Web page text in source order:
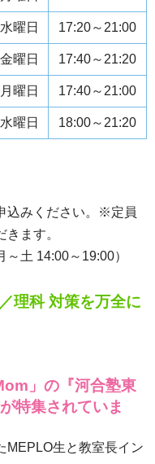
曜日 17:20～21:00
曜日 17:40～21:20
曜日 17:40～21:00
曜日 18:00～21:20
込みください。※定員
ます。
土 14:00～19:00）
理科 対策を万全に
」の『河合塾東
特集されていま
MEPLO生と教室長イン